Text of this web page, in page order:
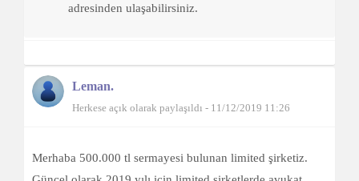
adresinden ulaşabilirsiniz.
Leman.
Herkese açık olarak paylaşıldı - 11/12/2019 11:26
Merhaba 500.000 tl sermayesi bulunan limited şirketiz.